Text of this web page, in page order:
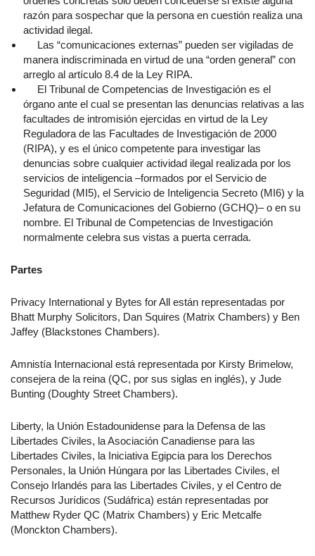
razón para sospechar que la persona en cuestión realiza una
actividad ilegal.
Las “comunicaciones externas” pueden ser vigiladas de
manera indiscriminada en virtud de una “orden general” con
arreglo al artículo 8.4 de la Ley RIPA.
El Tribunal de Competencias de Investigación es el
órgano ante el cual se presentan las denuncias relativas a las
facultades de intromisión ejercidas en virtud de la Ley
Reguladora de las Facultades de Investigación de 2000
(RIPA), y es el único competente para investigar las
denuncias sobre cualquier actividad ilegal realizada por los
servicios de inteligencia –formados por el Servicio de
Seguridad (MI5), el Servicio de Inteligencia Secreto (MI6) y la
Jefatura de Comunicaciones del Gobierno (GCHQ)– o en su
nombre. El Tribunal de Competencias de Investigación
normalmente celebra sus vistas a puerta cerrada.
Partes
Privacy International y Bytes for All están representadas por
Bhatt Murphy Solicitors, Dan Squires (Matrix Chambers) y Ben
Jaffey (Blackstones Chambers).
Amnistía Internacional está representada por Kirsty Brimelow,
consejera de la reina (QC, por sus siglas en inglés), y Jude
Bunting (Doughty Street Chambers).
Liberty, la Unión Estadounidense para la Defensa de las
Libertades Civiles, la Asociación Canadiense para las
Libertades Civiles, la Iniciativa Egipcia para los Derechos
Personales, la Unión Húngara por las Libertades Civiles, el
Consejo Irlandés para las Libertades Civiles, y el Centro de
Recursos Jurídicos (Sudáfrica) están representadas por
Matthew Ryder QC (Matrix Chambers) y Eric Metcalfe
(Monckton Chambers).